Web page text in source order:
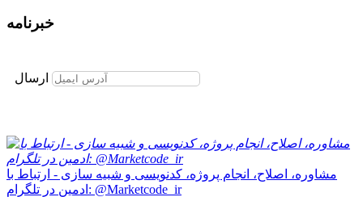
خبرنامه
ارسال
مشاوره، اصلاح، انجام پروژه، کدنویسی و شبیه سازی - ارتباط با
ادمین در تلگرام: @Marketcode_ir